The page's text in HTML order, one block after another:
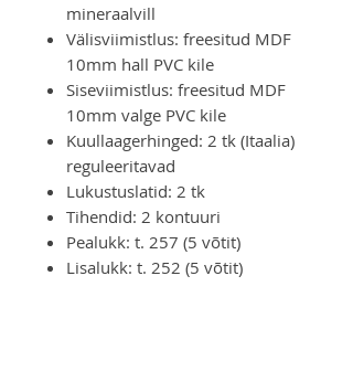
mineraalvill
Välisviimistlus: freesitud MDF
10mm hall PVC kile
Siseviimistlus: freesitud MDF
10mm valge PVC kile
Kuullaagerhinged: 2 tk (Itaalia)
reguleeritavad
Lukustuslatid: 2 tk
Tihendid: 2 kontuuri
Pealukk: t. 257 (5 võtit)
Lisalukk: t. 252 (5 võtit)